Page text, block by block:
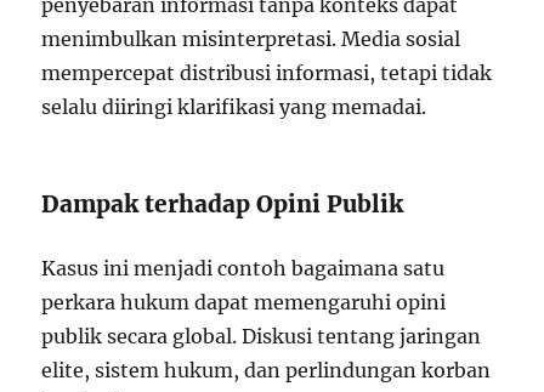
menimbulkan misinterpretasi. Media sosial
mempercepat distribusi informasi, tetapi tidak
selalu diiringi klarifikasi yang memadai.
Dampak terhadap Opini Publik
Kasus ini menjadi contoh bagaimana satu
perkara hukum dapat memengaruhi opini
publik secara global. Diskusi tentang jaringan
elite, sistem hukum, dan perlindungan korban